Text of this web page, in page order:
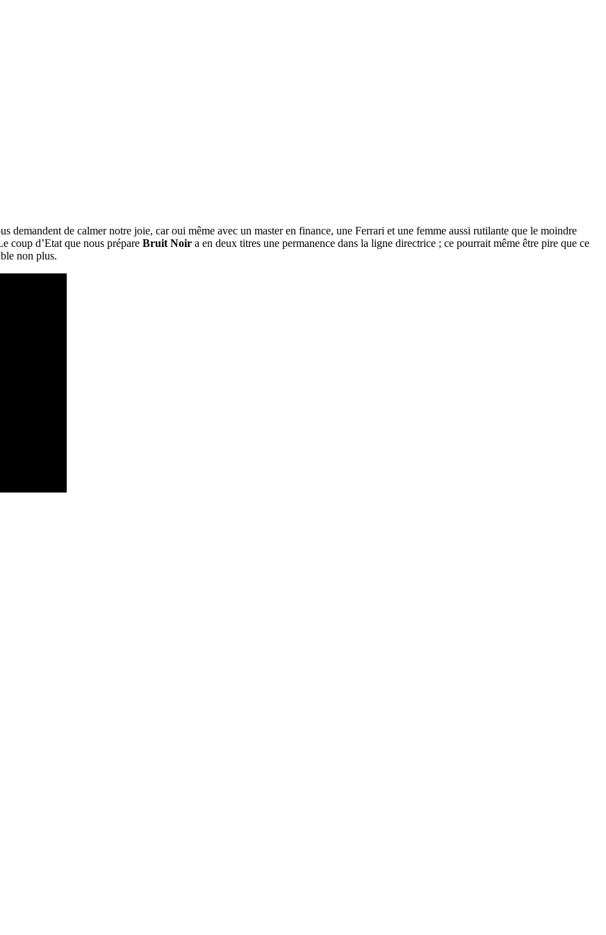
demandent de calmer notre joie, car oui même avec un master en finance, une Ferrari et une femme aussi rutilante que le moindre
coup d’Etat que nous prépare Bruit Noir a en deux titres une permanence dans la ligne directrice ; ce pourrait même être pire que ce
non plus.